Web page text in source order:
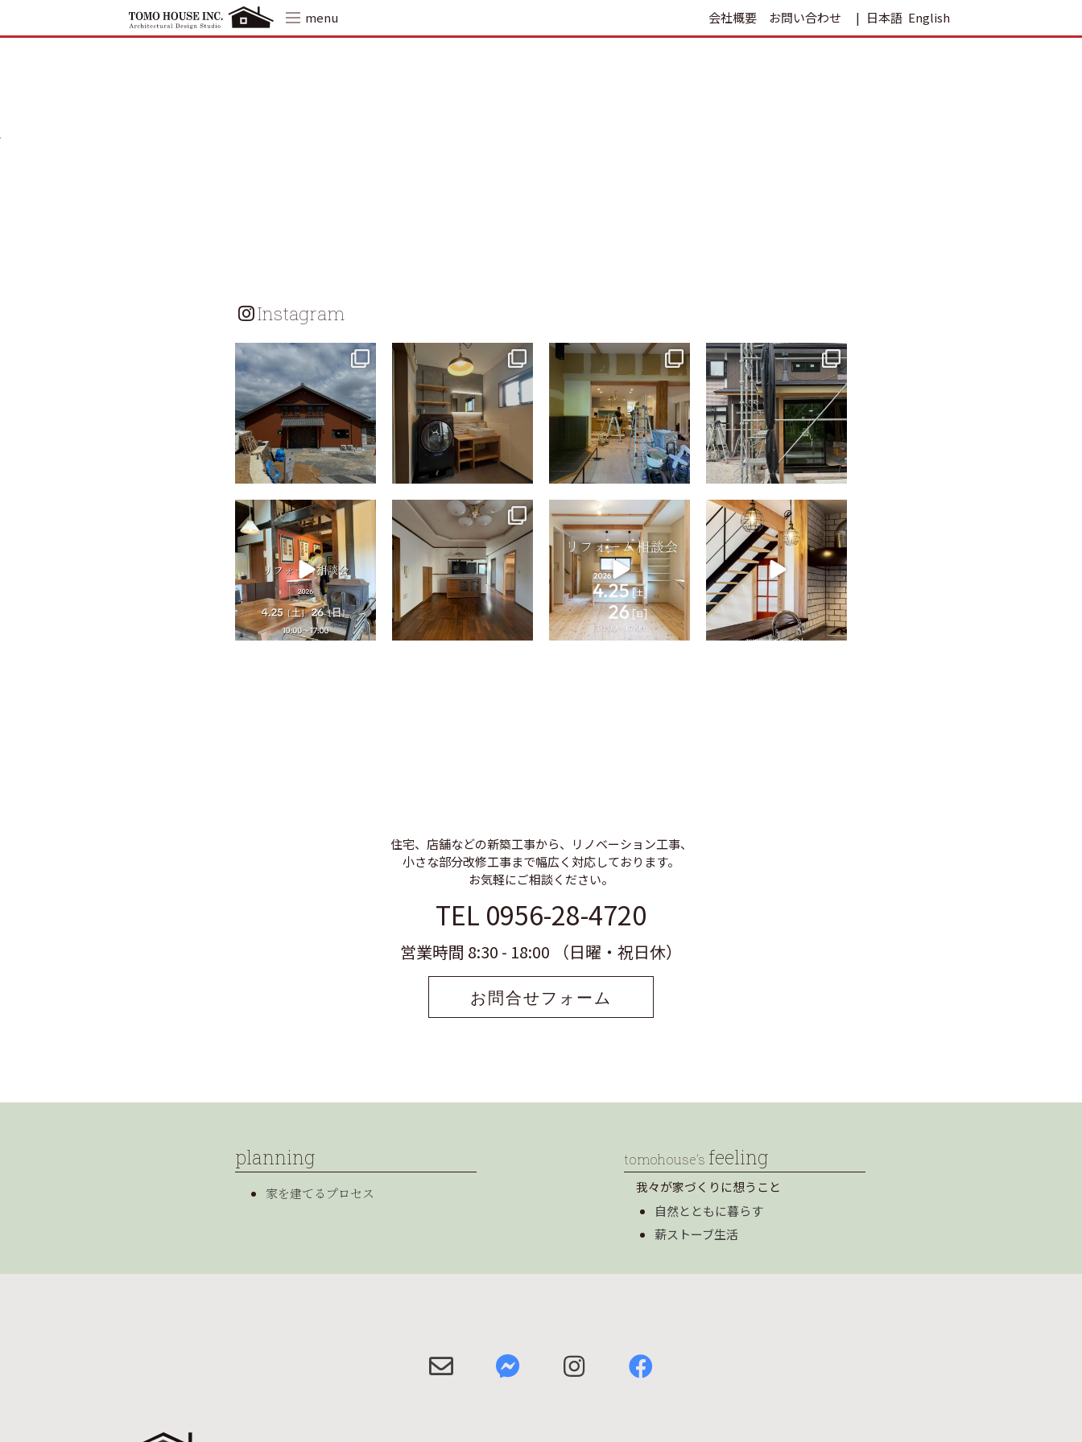
content
menu 会社概要 お問い合わせ 日本語 English
Instagram
tomohouseinc
tomohouseinc
7月 13
tomohouseinc
tomohouseinc
6月 3
tomohouseinc
4月 25
tomohouseinc
4月 9
tomohouseinc
4月 2
tomohouseinc
2月 28
住宅、店舗などの新築工事から、リノベーション工事、
小さな部分改修工事まで幅広く対応しております。
お気軽にご相談ください。
TEL 0956-28-4720
営業時間 8:30 - 18:00 （日曜・祝日休）
お問合せフォーム
planning
家を建てるプロセス
tomohouse’s feeling
我々が家づくりに想うこと
自然とともに暮らす
薪ストーブ生活